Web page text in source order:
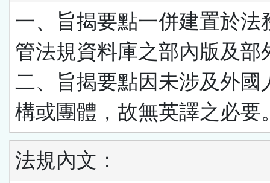
一、旨揭要點一併建置於法
管法規資料庫之部內版及部
二、旨揭要點因未涉及外國
構或團體，故無英譯之必要
法規內文：